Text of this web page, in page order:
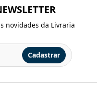
novidades da Livraria
Cadastrar